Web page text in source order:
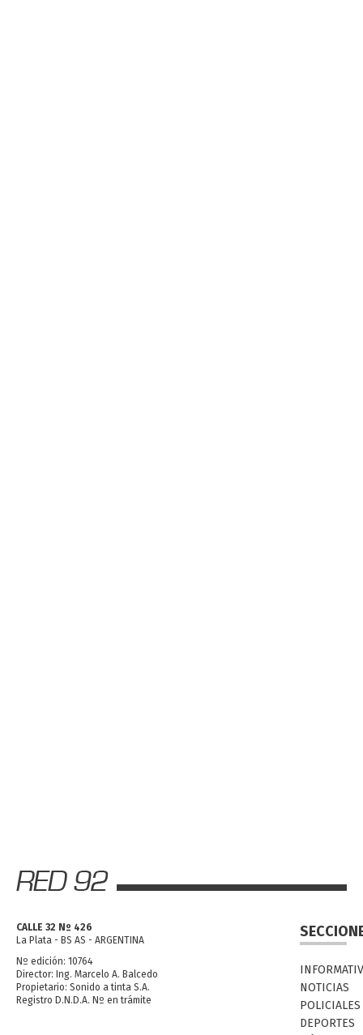
CALLE 32 Nº 426
La Plata - BS AS - ARGENTINA
Nº edición: 10764
Director: Ing. Marcelo A. Balcedo
Propietario: Sonido a tinta S.A.
Registro D.N.D.A. Nº en trámite
NOTICIAS
POLICIALES
DEPORTES